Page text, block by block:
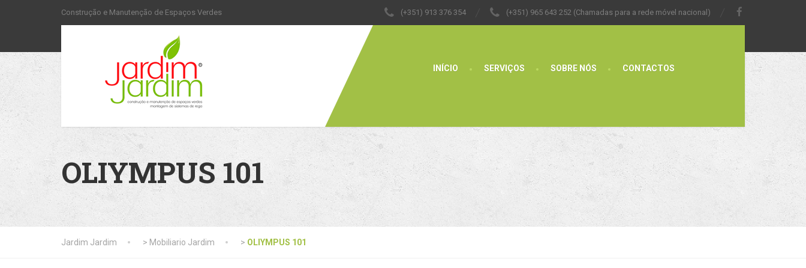
Construção e Manutenção de Espaços Verdes (+351) 913 376 354 (+351) 965 643 252 (Chamadas para a rede móvel nacional)
INÍCIO SERVIÇOS SOBRE NÓS CONTACTOS
OLIYMPUS 101
Jardim Jardim > Mobiliario Jardim > OLIYMPUS 101